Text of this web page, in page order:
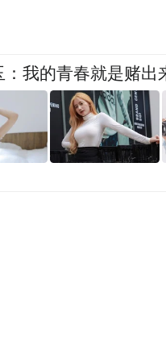
：我的青春就是赌出